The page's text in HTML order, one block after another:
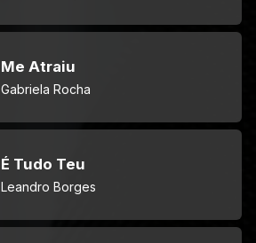
Me Atraiu
Gabriela Rocha
É Tudo Teu
Leandro Borges